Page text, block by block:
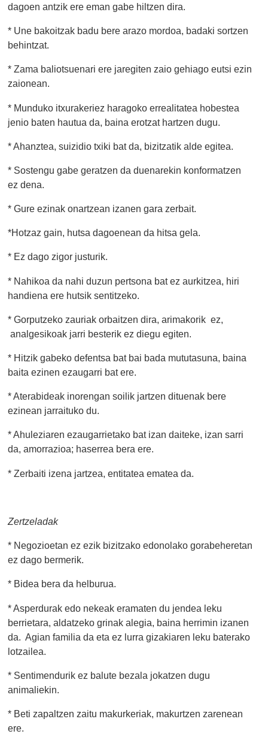
dagoen antzik ere eman gabe hiltzen dira.
* Une bakoitzak badu bere arazo mordoa, badaki sortzen
behintzat.
* Zama baliotsuenari ere jaregiten zaio gehiago eutsi ezin
zaionean.
* Munduko itxurakeriez haragoko errealitatea hobestea
jenio baten hautua da, baina erotzat hartzen dugu.
* Ahanztea, suizidio txiki bat da, bizitzatik alde egitea.
* Sostengu gabe geratzen da duenarekin konformatzen
ez dena.
* Gure ezinak onartzean izanen gara zerbait.
*Hotzaz gain, hutsa dagoenean da hitsa gela.
* Ez dago zigor justurik.
* Nahikoa da nahi duzun pertsona bat ez aurkitzea, hiri
handiena ere hutsik sentitzeko.
* Gorputzeko zauriak orbaitzen dira, arimakorik ez,
analgesikoak jarri besterik ez diegu egiten.
* Hitzik gabeko defentsa bat bai bada mututasuna, baina
baita ezinen ezaugarri bat ere.
* Aterabideak inorengan soilik jartzen dituenak bere
ezinean jarraituko du.
* Ahuleziaren ezaugarrietako bat izan daiteke, izan sarri
da, amorrazioa; haserrea bera ere.
* Zerbaiti izena jartzea, entitatea ematea da.
Zertzeladak
* Negozioetan ez ezik bizitzako edonolako gorabeheretan
ez dago bermerik.
* Bidea bera da helburua.
* Asperdurak edo nekeak eramaten du jendea leku
berrietara, aldatzeko grinak alegia, baina herrimin izanen
da. Agian familia da eta ez lurra gizakiaren leku baterako
lotzailea.
* Sentimendurik ez balute bezala jokatzen dugu
animaliekin.
* Beti zapaltzen zaitu makurkeriak, makurtzen zarenean
ere.